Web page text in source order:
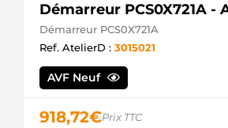
Démarreur PCS0X721A -
Démarreur PCS0X721A
Ref. AtelierD : 3015021
AVF Neuf
918,72€Prix TTC